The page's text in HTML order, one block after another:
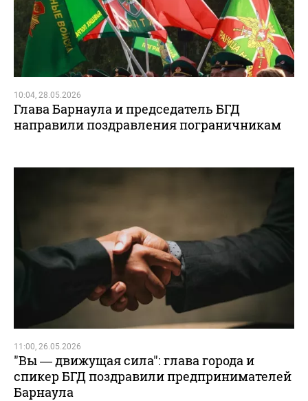
10:04, 28.05.2026
Глава Барнаула и председатель БГД
направили поздравления пограничникам
11:00, 26.05.2026
"Вы — движущая сила": глава города и
спикер БГД поздравили предпринимателей
Барнаула